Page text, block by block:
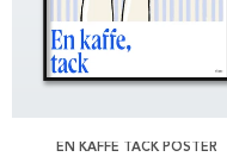
EN KAFFE TACK POSTER